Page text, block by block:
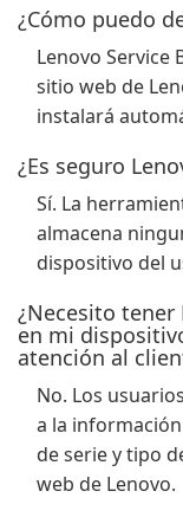
¿Cómo puedo
Lenovo Service
sitio web de
instalará
¿Es seguro
Sí. La
almacena
dispositivo del
¿Necesito tener
en mi
atención al
No. Los
a la
de serie y tipo
web de Lenovo.